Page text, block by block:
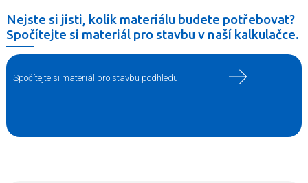
Nejste si jisti, kolik materiálu budete potřebovat?
Spočítejte si materiál pro stavbu v naší kalkulačce.
Spočítejte si materiál pro stavbu podhledu.